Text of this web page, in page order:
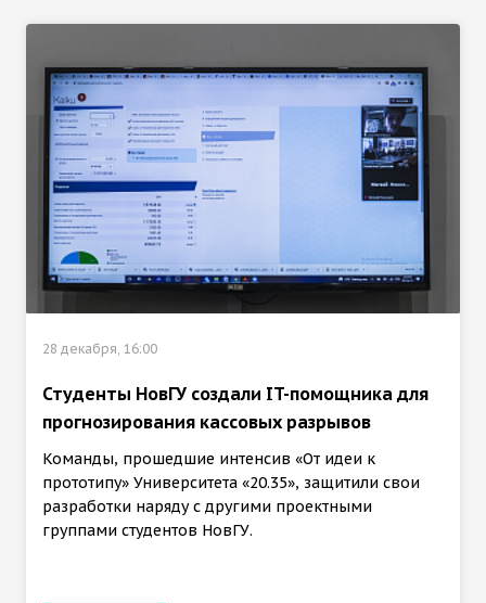
28 декабря, 16:00
Студенты НовГУ создали IT-помощника для
прогнозирования кассовых разрывов
Команды, прошедшие интенсив «От идеи к
прототипу» Университета «20.35», защитили свои
разработки наряду с другими проектными
группами студентов НовГУ.